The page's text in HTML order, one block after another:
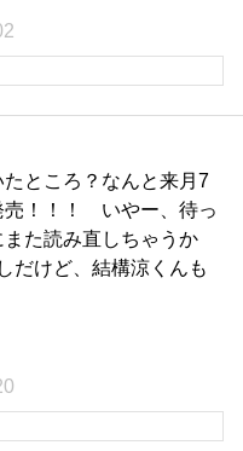
ところ？なんと来月7
売！！！ いやー、待っ
た読み直しちゃうか
けど、結構涼くんも